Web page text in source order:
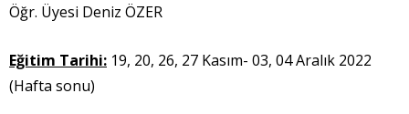
Öğr. Üyesi Deniz ÖZER
Eğitim Tarihi: 19, 20, 26, 27 Kasım- 03, 04 Aralık 2022
(Hafta sonu)